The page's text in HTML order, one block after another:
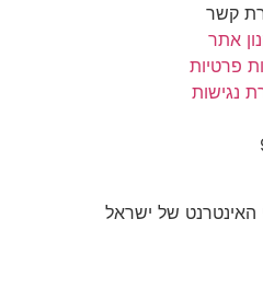
קשר
אתר
פרטיות
נגישות
האינטרנט של ישראל